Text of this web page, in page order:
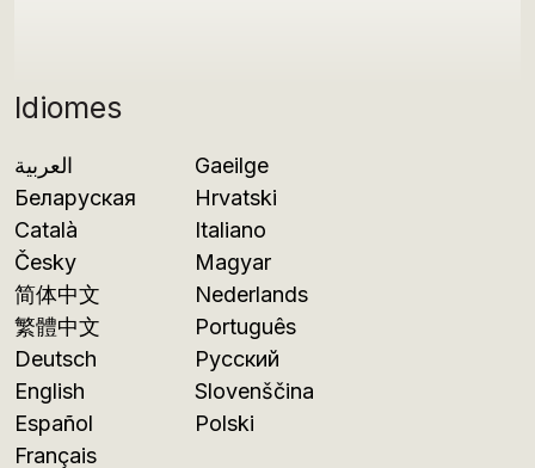
Idiomes
العربية
Беларуская
Català
Česky
简体中文
繁體中文
Deutsch
English
Español
Français
Gaeilge
Hrvatski
Italiano
Magyar
Nederlands
Português
Русский
Slovenščina
Polski